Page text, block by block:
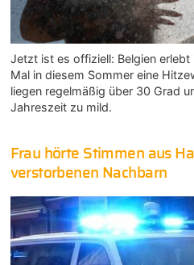
Jetzt ist es offiziell: Belgien
Mal in diesem Sommer eine
liegen regelmäßig über 30 Grad
Jahreszeit zu mild.
Frau hörte Stimmen aus
verstorbenen Nachbarn